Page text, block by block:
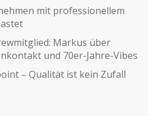
mit professionellem
Markus über
und 70er-Jahre-Vibes
– Qualität ist kein Zufall